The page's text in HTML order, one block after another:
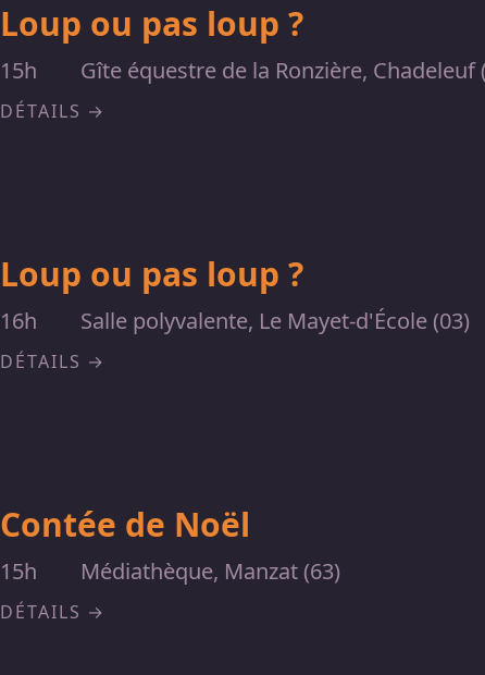
Loup ou pas loup ?
15h Gîte équestre de la Ronzière, Chadeleuf
DÉTAILS
Loup ou pas loup ?
16h Salle polyvalente, Le Mayet-d'École (03)
DÉTAILS
Contée de Noël
15h Médiathèque, Manzat (63)
DÉTAILS